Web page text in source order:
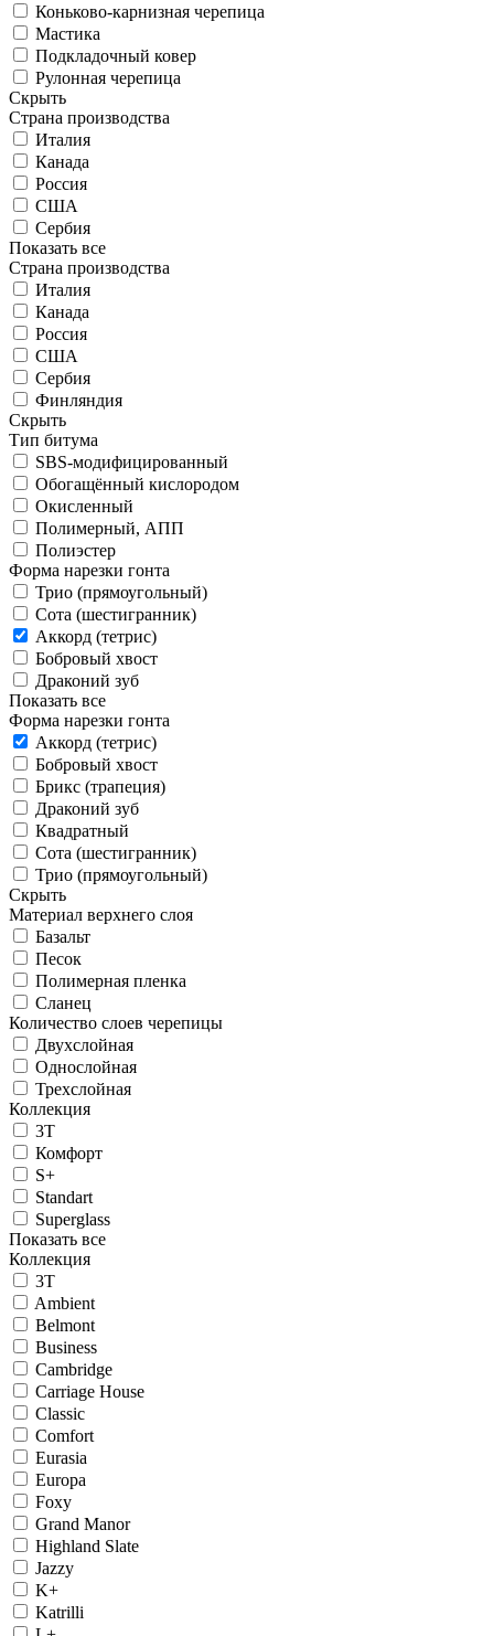
Коньково-карнизная черепица
Мастика
Подкладочный ковер
Рулонная черепица
Скрыть
Страна производства
Италия
Канада
Россия
США
Сербия
Показать все
Страна производства
Италия
Канада
Россия
США
Сербия
Финляндия
Скрыть
Тип битума
SBS-модифицированный
Обогащённый кислородом
Окисленный
Полимерный, АПП
Полиэстер
Форма нарезки гонта
Трио (прямоугольный)
Сота (шестигранник)
Аккорд (тетрис)
Бобровый хвост
Драконий зуб
Показать все
Форма нарезки гонта
Аккорд (тетрис)
Бобровый хвост
Брикс (трапеция)
Драконий зуб
Квадратный
Сота (шестигранник)
Трио (прямоугольный)
Скрыть
Материал верхнего слоя
Базальт
Песок
Полимерная пленка
Сланец
Количество слоев черепицы
Двухслойная
Однослойная
Трехслойная
Коллекция
3T
Комфорт
S+
Standart
Superglass
Показать все
Коллекция
3T
Ambient
Belmont
Business
Cambridge
Carriage House
Classic
Comfort
Eurasia
Europa
Foxy
Grand Manor
Highland Slate
Jazzy
K+
Katrilli